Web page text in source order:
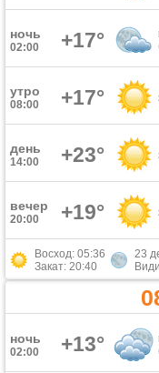
ночь
02:00 +17°
утро
08:00 +17°
день
14:00 +23°
вечер
20:00 +19°
Восход: 05:36
Закат: 20:40
23
ночь
02:00 +13°